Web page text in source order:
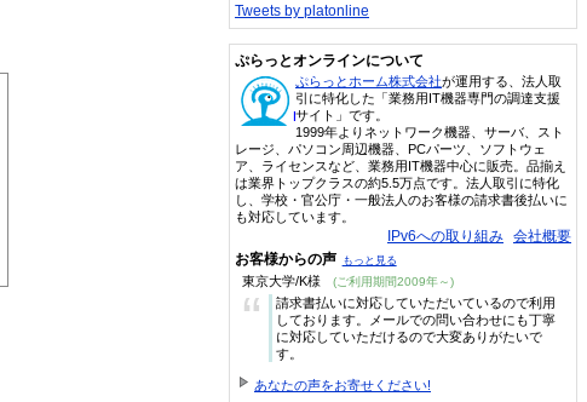
Tweets by platonline
ぷらっとオンラインについて
ぷらっとホーム株式会社が運用する、法人取
引に特化した「業務用IT機器専門の調達支援
サイト」です。
1999年よりネットワーク機器、サーバ、スト
レージ、パソコン周辺機器、PCパーツ、ソフトウェ
ア、ライセンスなど、業務用IT機器中心に販売。品揃え
は業界トップクラスの約5.5万点です。法人取引に特化
し、学校・官公庁・一般法人のお客様の請求書後払いに
も対応しています。
IPv6への取り組み 会社概要
お客様からの声 もっと見る
東京大学/K様 (ご利用期間2009年～)
“
請求書払いに対応していただいているので利用
しております。メールでの問い合わせにも丁寧
に対応していただけるので大変ありがたいで
す。
あなたの声をお寄せください!